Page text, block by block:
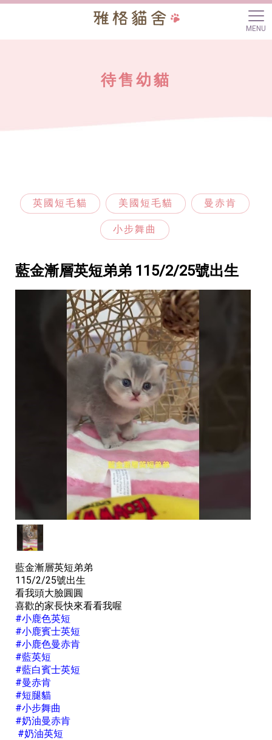
待售幼貓
英國短毛貓 美國短毛貓 曼赤肯
小步舞曲
藍金漸層英短弟弟 115/2/25號出生
藍金漸層英短弟弟
115/2/25號出生
看我頭大臉圓圓
喜歡的家長快來看看我喔
#小鹿色英短
#小鹿賓士英短
#小鹿色曼赤肯
#藍英短
#藍白賓士英短
#曼赤肯
#短腿貓
#小步舞曲
#奶油曼赤肯
#奶油英短